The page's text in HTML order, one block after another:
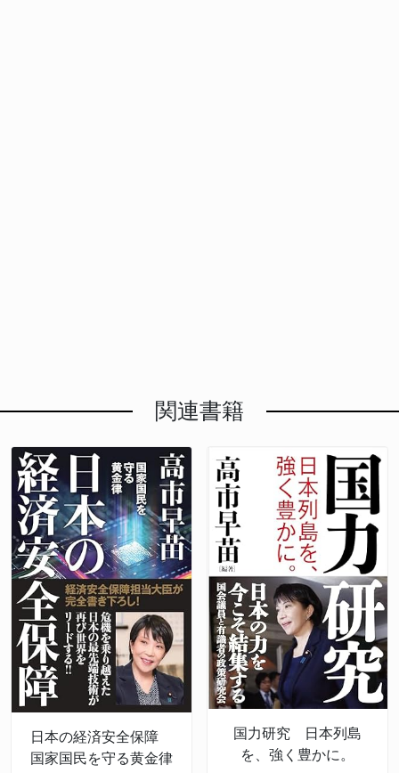
関連書籍
日本の経済安全保障
国家国民を守る黄金律
国力研究 日本列島
を、強く豊かに。